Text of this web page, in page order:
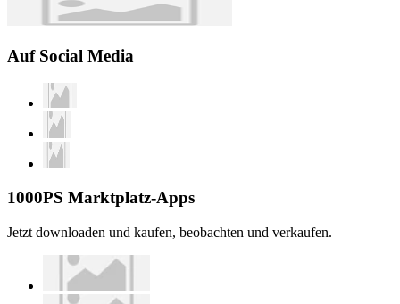
Auf Social Media
1000PS Marktplatz-Apps
Jetzt downloaden und kaufen, beobachten und verkaufen.